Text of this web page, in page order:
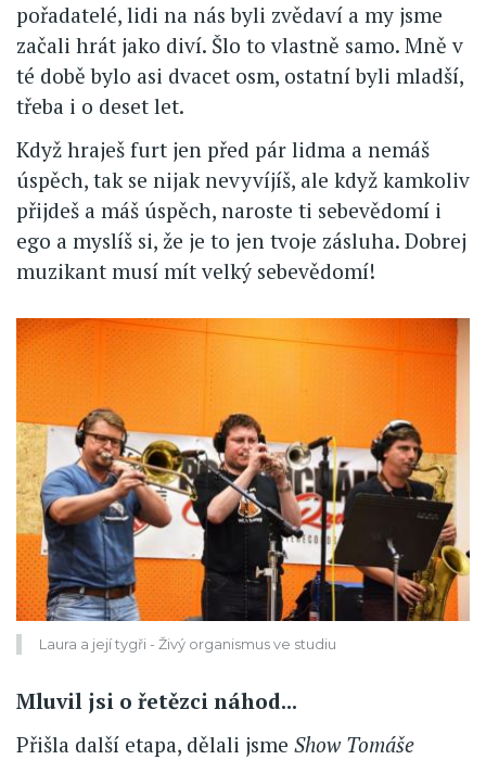
pořadatelé, lidi na nás byli zvědaví a my jsme
začali hrát jako diví. Šlo to vlastně samo. Mně v
té době bylo asi dvacet osm, ostatní byli mladší,
třeba i o deset let.
Když hraješ furt jen před pár lidma a nemáš
úspěch, tak se nijak nevyvíjíš, ale když kamkoliv
přijdeš a máš úspěch, naroste ti sebevědomí i
ego a myslíš si, že je to jen tvoje zásluha. Dobrej
muzikant musí mít velký sebevědomí!
Laura a její tygři - Živý organismus ve studiu
Mluvil jsi o řetězci náhod...
Přišla další etapa, dělali jsme Show Tomáše